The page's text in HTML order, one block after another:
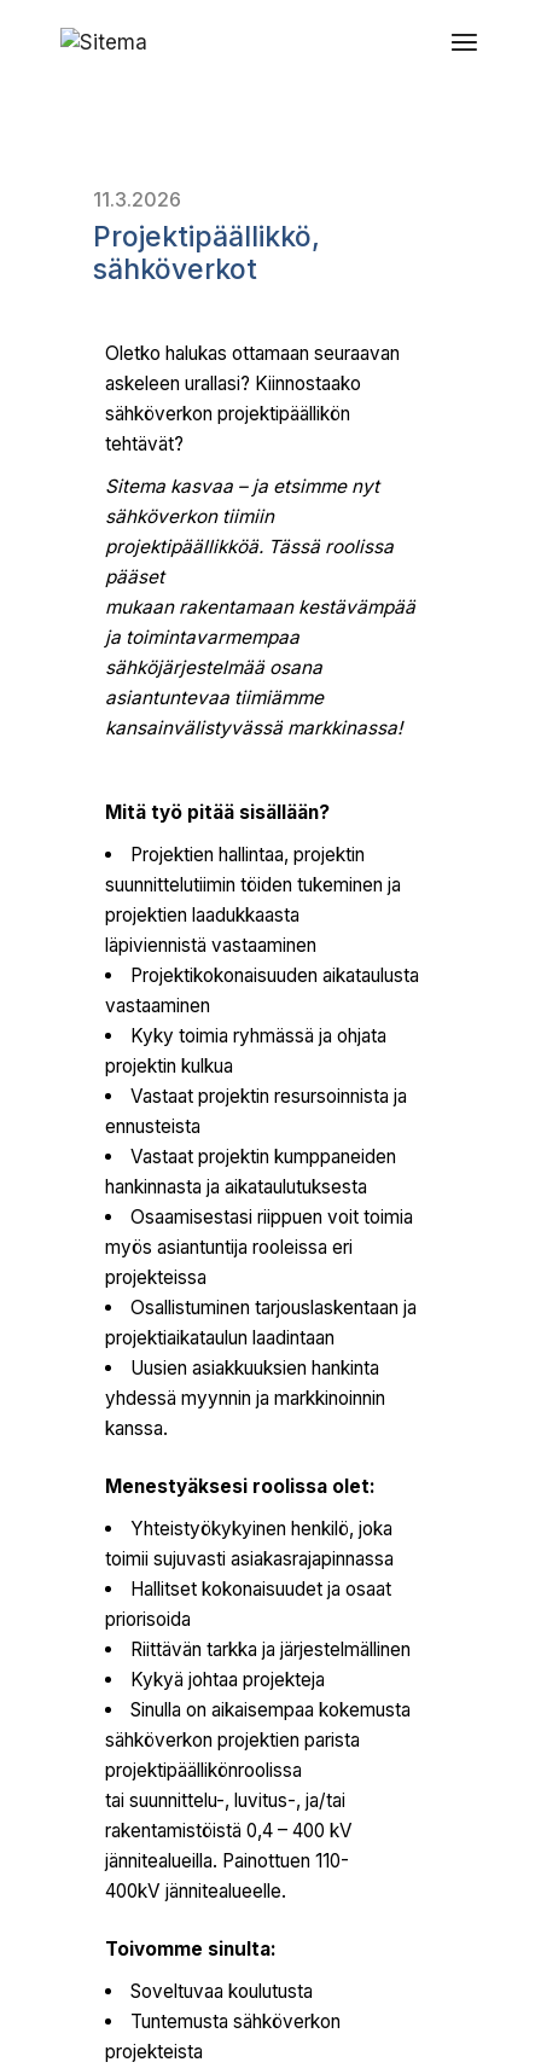
11.3.2026
Projektipäällikkö,
sähköverkot
Oletko halukas ottamaan seuraavan
askeleen urallasi? Kiinnostaako
sähköverkon projektipäällikön
tehtävät?
Sitema kasvaa – ja etsimme nyt
sähköverkon tiimiin
projektipäällikköä. Tässä roolissa
pääset
mukaan rakentamaan kestävämpää
ja toimintavarmempaa
sähköjärjestelmää osana
asiantuntevaa tiimiämme
kansainvälistyvässä markkinassa!
Mitä työ pitää sisällään?
Projektien hallintaa, projektin
suunnittelutiimin töiden tukeminen ja
projektien laadukkaasta
läpiviennistä vastaaminen
Projektikokonaisuuden aikataulusta
vastaaminen
Kyky toimia ryhmässä ja ohjata
projektin kulkua
Vastaat projektin resursoinnista ja
ennusteista
Vastaat projektin kumppaneiden
hankinnasta ja aikataulutuksesta
Osaamisestasi riippuen voit toimia
myös asiantuntija rooleissa eri
projekteissa
Osallistuminen tarjouslaskentaan ja
projektiaikataulun laadintaan
Uusien asiakkuuksien hankinta
yhdessä myynnin ja markkinoinnin
kanssa.
Menestyäksesi roolissa olet:
Yhteistyökykyinen henkilö, joka
toimii sujuvasti asiakasrajapinnassa
Hallitset kokonaisuudet ja osaat
priorisoida
Riittävän tarkka ja järjestelmällinen
Kykyä johtaa projekteja
Sinulla on aikaisempaa kokemusta
sähköverkon projektien parista
projektipäällikönroolissa
tai suunnittelu-, luvitus-, ja/tai
rakentamistöistä 0,4 – 400 kV
jännitealueilla. Painottuen 110-
400kV jännitealueelle.
Toivomme sinulta:
Soveltuvaa koulutusta
Tuntemusta sähköverkon
projekteista